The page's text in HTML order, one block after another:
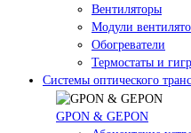
Вентиляторы
Модули
Обогреватели
Термостаты и
Системы оптического
GPON & GEPON